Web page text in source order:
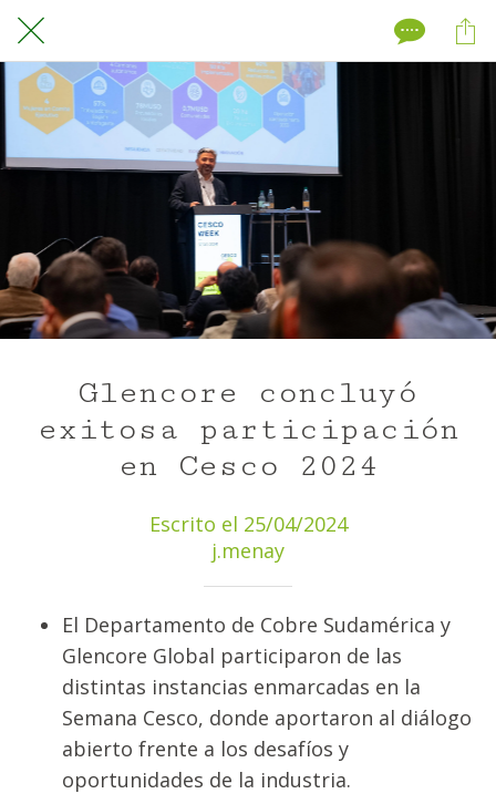
Glencore concluyó
exitosa participación
en Cesco 2024
Escrito el 25/04/2024
j.menay
El Departamento de Cobre Sudamérica y
Glencore Global participaron de las
distintas instancias enmarcadas en la
Semana Cesco, donde aportaron al diálogo
abierto frente a los desafíos y
oportunidades de la industria.